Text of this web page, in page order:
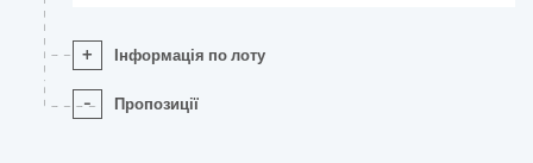
+ Інформація по лоту
- Пропозиції